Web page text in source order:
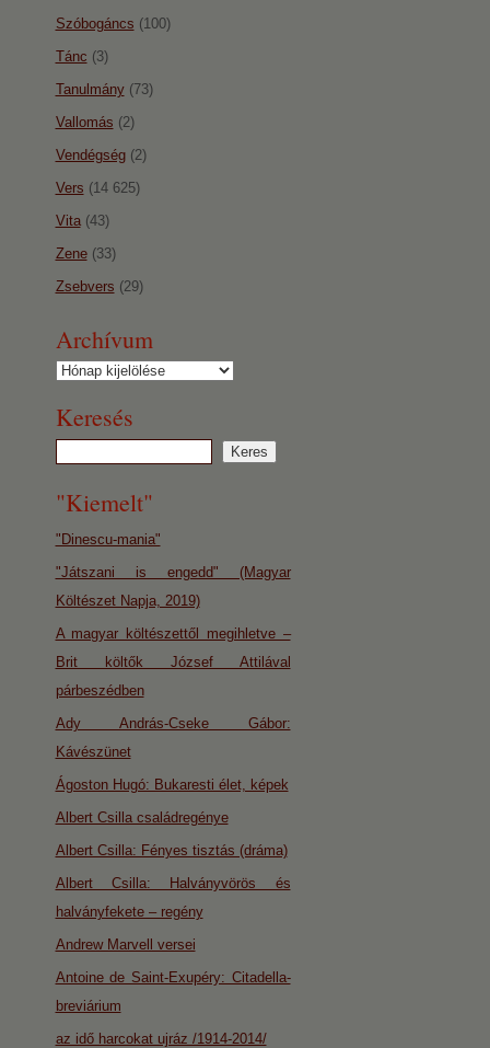
Szóbogáncs (100)
Tánc (3)
Tanulmány(73)
Vallomás (2)
Vendégség(2)
Vers (14 625)
Vita(43)
Zene(33)
Zsebvers (29)
Archívum
Archívum
Keresés
"Kiemelt"
"Dinescu-mania"
"Játszani is engedd" (Magyar
Költészet Napja, 2019)
A magyar költészettől megihletve –
Brit költők József Attilával
párbeszédben
Ady András-Cseke Gábor:
Kávészünet
Ágoston Hugó: Bukaresti élet, képek
Albert Csilla családregénye
Albert Csilla: Fényes tisztás (dráma)
Albert Csilla: Halványvörös és
halványfekete – regény
Andrew Marvell versei
Antoine de Saint-Exupéry: Citadella-
breviárium
az idő harcokat ujráz /1914-2014/